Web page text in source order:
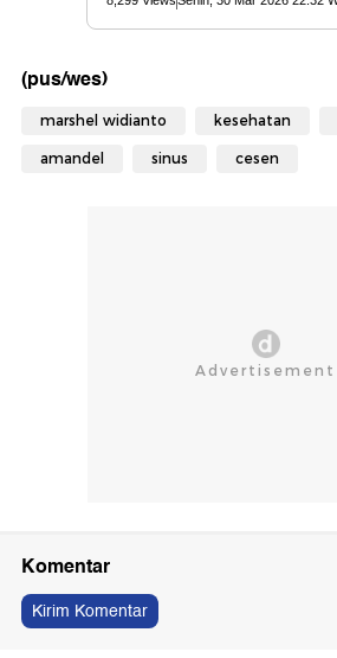
(pus/wes)
marshel widianto kesehatan
amandel sinus cesen
Komentar
Kirim Komentar